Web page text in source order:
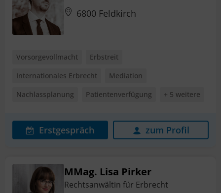
6800 Feldkirch
Vorsorgevollmacht
Erbstreit
Internationales Erbrecht
Mediation
Nachlassplanung
Patientenverfügung + 5 weitere
Erstgespräch zum Profil
MMag. Lisa Pirker
Rechtsanwältin für Erbrecht